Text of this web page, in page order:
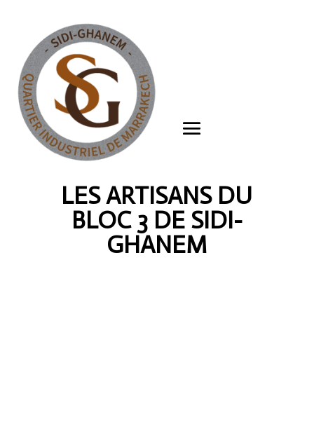
LES ARTISANS DU
BLOC 3 DE SIDI-
GHANEM